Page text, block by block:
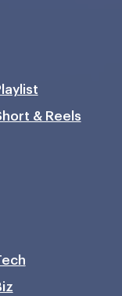
& Reels